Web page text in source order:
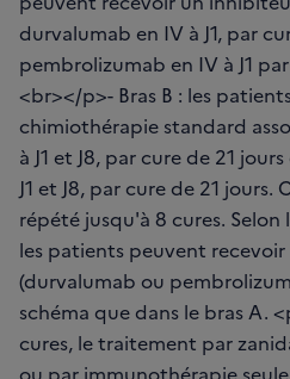
durvalumab en IV à J1, par
pembrolizumab en IV à J1
<br></p>- Bras B : les
chimiothérapie standard
à J1 et J8, par cure de 21
J1 et J8, par cure de 21
répété jusqu'à 8 cures.
les patients peuvent recevoir
(durvalumab ou
schéma que dans le bras A.
cures, le traitement par
ou par immunothérapie